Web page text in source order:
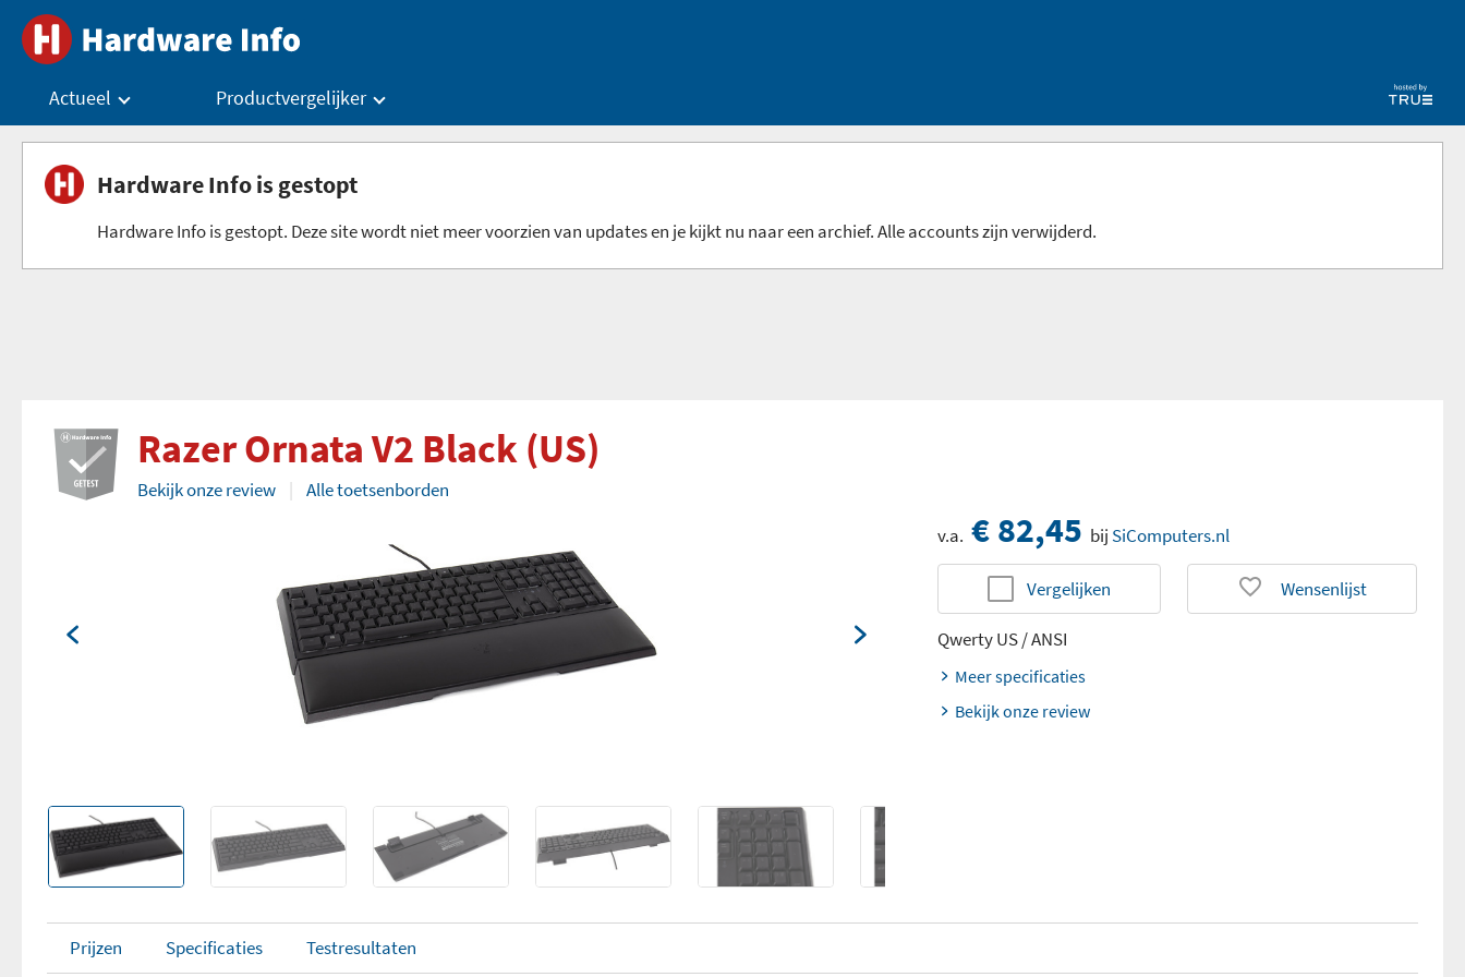
Actueel Productvergelijker
Hardware Info is gestopt
Hardware Info is gestopt. Deze site wordt niet meer voorzien van updates en je kijkt nu naar een archief. Alle accounts zijn verwijderd.
Razer Ornata V2 Black (US)
Bekijk onze review
Alle toetsenborden
v.a. € 82,45 bij SiComputers.nl
Vergelijken Wensenlijst
Qwerty US / ANSI
Meer specificaties
Bekijk onze review
Prijzen Specificaties Testresultaten